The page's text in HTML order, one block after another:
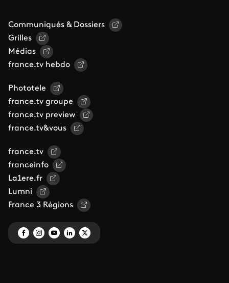
Communiqués & Dossiers
Grilles
Médias
france.tv hebdo
Phototele
france.tv groupe
france.tv preview
france.tv&vous
france.tv
franceinfo
La1ere.fr
Lumni
France 3 Régions